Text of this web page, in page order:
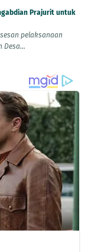
Prajurit untuk
pelaksanaan
Desa...